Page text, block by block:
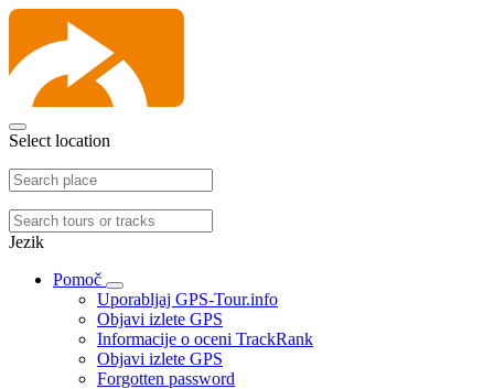
Select location
Jezik
Pomoč
Uporabljaj GPS-Tour.info
Objavi izlete GPS
Informacije o oceni TrackRank
Objavi izlete GPS
Forgotten password